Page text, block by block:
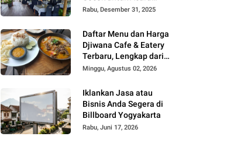
Keluarga dan
Rabu, Desember 31, 2025
Daftar Menu dan Harga
Djiwana Cafe & Eatery
Terbaru, Lengkap dari
Croissant, Pizza hingga
Minggu, Agustus 02, 2026
Iklankan Jasa atau
Bisnis Anda Segera di
Billboard Yogyakarta
Rabu, Juni 17, 2026